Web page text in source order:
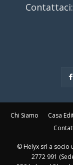
Contattaci:
Chi Siamo Casa
© Helyx srl a socio
2772 991